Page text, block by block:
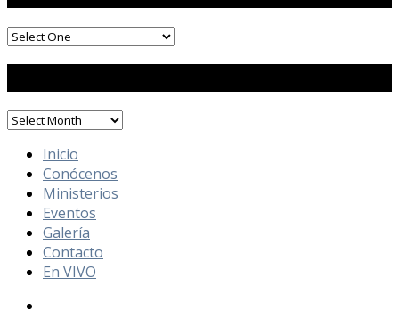
Inicio
Conócenos
Ministerios
Eventos
Galería
Contacto
En VIVO